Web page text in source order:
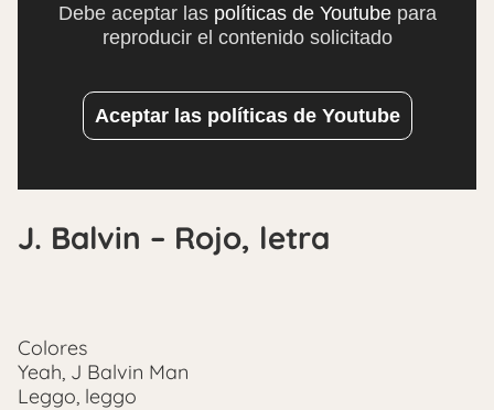
Debe aceptar las políticas de Youtubepara
reproducir el contenido solicitado
Aceptar las políticas de Youtube
J. Balvin – Rojo, letra
Colores
Yeah, J Balvin Man
Leggo, leggo